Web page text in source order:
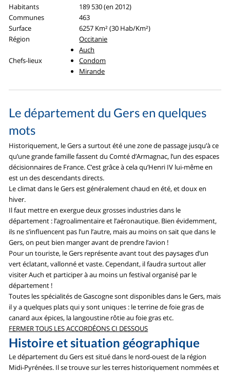
Habitants
189 530 (en 2012)
Communes
463
Surface
6257 Km² (30 Hab/Km²)
Région
Occitanie
Chefs-lieux
Auch
Condom
Mirande
Le département du Gers en quelques
mots
Historiquement, le Gers a surtout été une zone de passage jusqu’à ce
qu’une grande famille fassent du Comté d’Armagnac, l’un des espaces
décisionnaires de France. C’est grâce à cela qu’Henri IV lui-même en
est un des descendants directs.
Le climat dans le Gers est généralement chaud en été, et doux en
hiver.
Il faut mettre en exergue deux grosses industries dans le
département : l’agroalimentaire et l’aéronautique. Bien évidemment,
ils ne s’influencent pas l’un l’autre, mais au moins on sait que dans le
Gers, on peut bien manger avant de prendre l’avion !
Pour un touriste, le Gers représente avant tout des paysages d’un
vert éclatant, vallonné et vaste. Cependant, il faudra surtout aller
visiter Auch et participer à au moins un festival organisé par le
département !
Toutes les spécialités de Gascogne sont disponibles dans le Gers, mais
il y a quelques plats qui y sont uniques : le terrine de foie gras de
canard aux épices, la langoustine rôtie au foie gras etc.
FERMER TOUS LES ACCORDÉONS CI DESSOUS
Histoire et situation géographique
Le département du Gers est situé dans le nord-ouest de la région
Midi-Pyrénées. Il se trouve sur les terres historiquement nommées et